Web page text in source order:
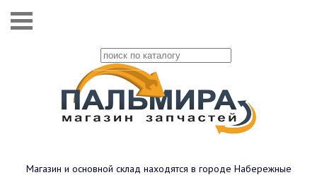
Магазин и основной склад находятся в городе Набережные